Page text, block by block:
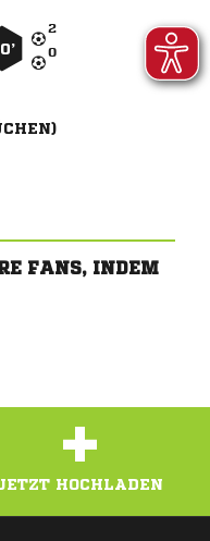


FANS, INDEM
+
HOCHLADEN